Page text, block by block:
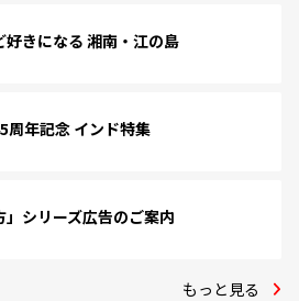
好きになる 湘南・江の島
周年記念 インド特集
」シリーズ広告のご案内
もっと見る